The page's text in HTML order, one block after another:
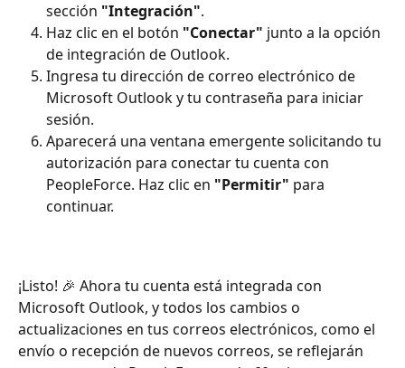
sección "Integración".
Haz clic en el botón "Conectar" junto a la opción
de integración de Outlook.
Ingresa tu dirección de correo electrónico de
Microsoft Outlook y tu contraseña para iniciar
sesión.
Aparecerá una ventana emergente solicitando tu
autorización para conectar tu cuenta con
PeopleForce. Haz clic en "Permitir" para
continuar.
¡Listo! 🎉 Ahora tu cuenta está integrada con
Microsoft Outlook, y todos los cambios o
actualizaciones en tus correos electrónicos, como el
envío o recepción de nuevos correos, se reflejarán